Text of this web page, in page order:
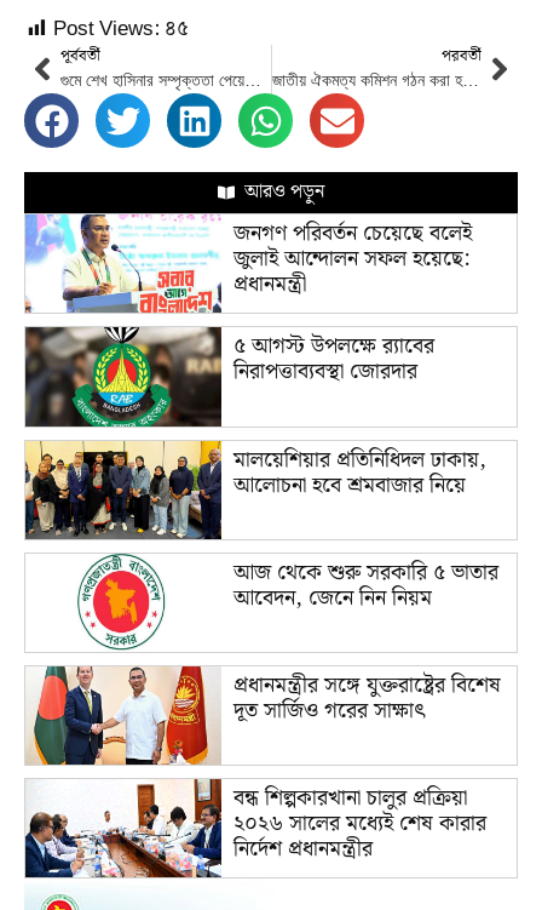
Post Views: ৪৫
পূর্ববর্তী
গুমে শেখ হাসিনার সম্পৃক্ততা পেয়েছে কমিশন
পরবর্তী
জাতীয় ঐকমত্য কমিশন গঠন করা হবে: প্রধান উপদেষ্টা
আরও পড়ুন
জনগণ পরিবর্তন চেয়েছে বলেই
জুলাই আন্দোলন সফল হয়েছে:
প্রধানমন্ত্রী
৫ আগস্ট উপলক্ষে র‌্যাবের
নিরাপত্তাব্যবস্থা জোরদার
মালয়েশিয়ার প্রতিনিধিদল ঢাকায়,
আলোচনা হবে শ্রমবাজার নিয়ে
আজ থেকে শুরু সরকারি ৫ ভাতার
আবেদন, জেনে নিন নিয়ম
প্রধানমন্ত্রীর সঙ্গে যুক্তরাষ্ট্রের বিশেষ
দূত সার্জিও গরের সাক্ষাৎ
বন্ধ শিল্পকারখানা চালুর প্রক্রিয়া
২০২৬ সালের মধ্যেই শেষ কারার
নির্দেশ প্রধানমন্ত্রীর